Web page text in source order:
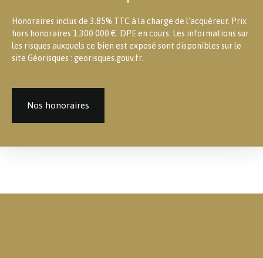
Honoraires inclus de 3.85% TTC à la charge de l'acquéreur. Prix
hors honoraires 1 300 000 €. DPE en cours. Les informations sur
les risques auxquels ce bien est exposé sont disponibles sur le
site Géorisques : georisques.gouv.fr.
Nos honoraires